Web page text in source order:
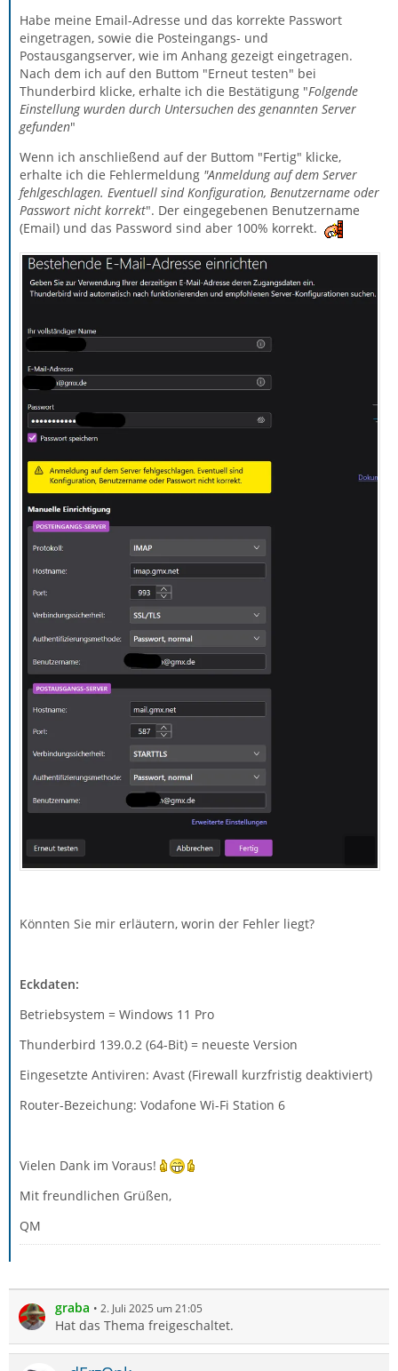
Habe meine Email-Adresse und das korrekte Passwort
eingetragen, sowie die Posteingangs- und
Postausgangserver, wie im Anhang gezeigt eingetragen.
Nach dem ich auf den Buttom "Erneut testen" bei
Thunderbird klicke, erhalte ich die Bestätigung "Folgende
Einstellung wurden durch Untersuchen des genannten Server
gefunden"
Wenn ich anschließend auf der Buttom "Fertig" klicke,
erhalte ich die Fehlermeldung "Anmeldung auf dem Server
fehlgeschlagen. Eventuell sind Konfiguration, Benutzername oder
Passwort nicht korrekt". Der eingegebenen Benutzername
(Email) und das Password sind aber 100% korrekt.
Könnten Sie mir erläutern, worin der Fehler liegt?
Eckdaten:
Betriebsystem = Windows 11 Pro
Thunderbird 139.0.2 (64-Bit) = neueste Version
Eingesetzte Antiviren: Avast (Firewall kurzfristig deaktiviert)
Router-Bezeichung: Vodafone Wi-Fi Station 6
Vielen Dank im Voraus!
Mit freundlichen Grüßen,
QM
graba 2. Juli 2025 um 21:05
Hat das Thema freigeschaltet.